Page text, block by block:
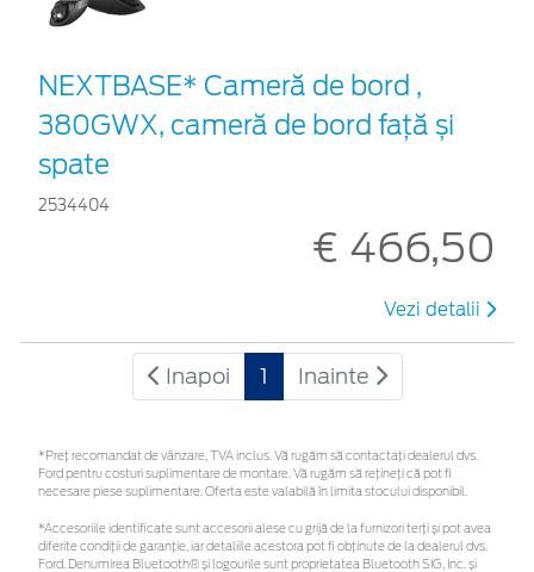
NEXTBASE* Cameră de bord ,
380GWX, cameră de bord față și
spate
2534404
€ 466,50
Vezi detalii
Inapoi 1 Inainte
*Preţ recomandat de vânzare, TVA inclus. Vă rugăm să contactaţi dealerul dvs.
Ford pentru costuri suplimentare de montare. Vă rugăm să rețineți că pot fi
necesare piese suplimentare. Oferta este valabilă în limita stocului disponibil.
*Accesoriile identificate sunt accesorii alese cu grijă de la furnizori terți și pot avea
diferite condiții de garanție, iar detaliile acestora pot fi obținute de la dealerul dvs.
Ford. Denumirea Bluetooth® și logourile sunt proprietatea Bluetooth SIG, Inc. și